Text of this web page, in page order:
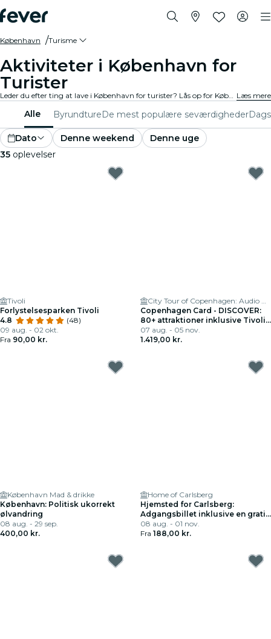
København Turisme
Aktiviteter i København for
Turister
Leder du efter ting at lave i København for turister? Lås op for København ét eventyr ad gangen med disse spændende oplevelser, der er specielt designet med turister i tankerne. Find de bedste ting at lave! Læs mere
Alle ByrundtureDe mest populære seværdigheder
Dato Denne weekend
Denne uge
35 oplevelser
Tivoli
Forlystelsesparken Tivoli
4.8
(48)
09 aug. - 02 okt.
Fra 90,00 kr.
City Tour of Copenhagen: Audio Guide App
Copenhagen Card - DISCOVER:
80+ attraktioner inklusive Tivoli
+ transport
07 aug. - 05 nov.
1.419,00 kr.
København Mad & drikke
København: Politisk ukorrekt
ølvandring
08 aug. - 29 sep.
400,00 kr.
Home of Carlsberg
Hjemsted for Carlsberg:
Adgangsbillet inklusive en gratis
øl eller sodavand
08 aug. - 01 nov.
Fra 188,00 kr.